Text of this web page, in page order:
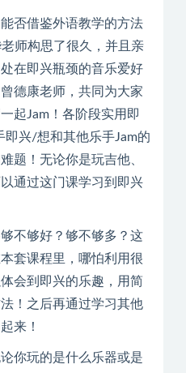
否借鉴外语教学的方法
师构思了很久，并且亲
在即兴瓶颈的音乐爱好
德康老师，共同为大家
起Jam！各阶段实用即
即兴/想和其他乐手Jam的
题！无论你是玩吉他、
通过这门课学习到即兴
不够好？够不够多？这
套课程里，哪怕利用很
会到即兴的乐趣，用简
！之后再通过学习其他
来！
你玩的是什么乐器或是